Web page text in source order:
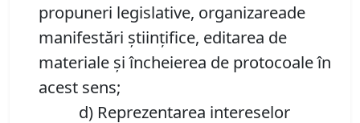
propuneri legislative, organizareade
manifestări științifice, editarea de
materiale și încheierea de protocoale în
acest sens;
d) Reprezentarea intereselor